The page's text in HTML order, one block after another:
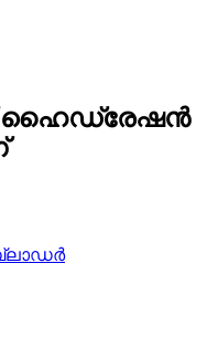
ഹൈഡ്രേഷൻ